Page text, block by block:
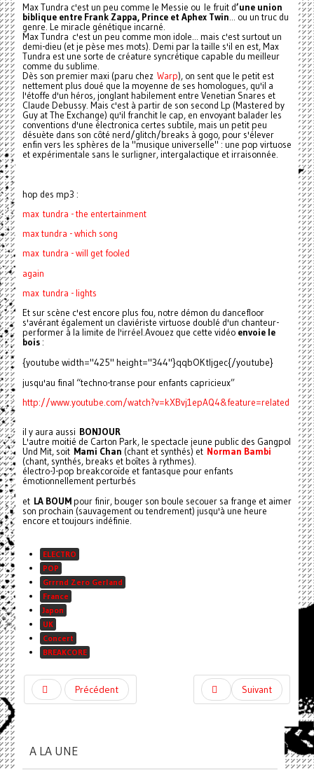
Max Tundra c'est un peu comme le Messie ou le fruit d’une union
biblique entre Frank Zappa, Prince et Aphex Twin... ou un truc du
genre. Le miracle génétique incarné.
Max Tundra c'est un peu comme mon idole... mais c'est surtout un
demi-dieu (et je pèse mes mots). Demi par la taille s'il en est, Max
Tundra est une sorte de créature syncrétique capable du meilleur
comme du sublime.
Dès son premier maxi (paru chez Warp), on sent que le petit est
nettement plus doué que la moyenne de ses homologues, qu'il a
l'étoffe d'un héros, jonglant habilement entre Venetian Snares et
Claude Debussy. Mais c'est à partir de son second Lp (Mastered by
Guy at The Exchange) qu'il franchit le cap, en envoyant balader les
conventions d'une électronica certes subtile, mais un petit peu
désuète dans son côté nerd/glitch/breaks à gogo, pour s'élever
enfin vers les sphères de la "musique universelle" : une pop virtuose
et expérimentale sans le surligner, intergalactique et irraisonnée.
hop des mp3 :
max tundra - the entertainment
max tundra - which song
max tundra - will get fooled
again
max tundra - lights
Et sur scène c'est encore plus fou, notre démon du dancefloor
s'avérant également un claviériste virtuose doublé d'un chanteur-
performer à la limite de l'irréel.Avouez que cette vidéo envoie le
bois:
{youtube width="425" height="344"}qqbOKtIjgec{/youtube}
jusqu'au final “techno-transe pour enfants capricieux”
http://www.youtube.com/watch?v=kXBvj1epAQ4&feature=related
il y aura aussi BONJOUR
L'autre moitié de Carton Park, le spectacle jeune public des Gangpol
Und Mit, soit Mami Chan (chant et synthés) et Norman Bambi
(chant, synthés, breaks et boîtes à rythmes).
électro-J-pop breakcoroïde et fantasque pour enfants
émotionnellement perturbés
et LA BOUMpour finir, bouger son boule secouer sa frange et aimer
son prochain (sauvagement ou tendrement) jusqu'à une heure
encore et toujours indéfinie.
ELECTRO
POP
Grrrnd Zero Gerland
France
Japon
UK
Concert
BREAKCORE
Précédent Suivant
A LA UNE